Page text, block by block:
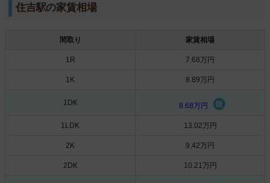
住吉駅の家賃相場
間取り 家賃相場
1R 7.68万円
1K 8.89万円
1DK 8.68万円
1LDK 13.02万円
2K 9.42万円
2DK 10.21万円